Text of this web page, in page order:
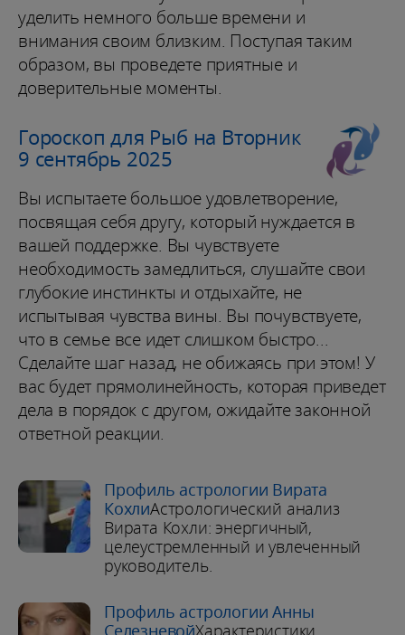
уделить немного больше времени и
внимания своим близким. Поступая таким
образом, вы проведете приятные и
доверительные моменты.
Гороскоп для Рыб на Вторник
9 сентябрь 2025
Вы испытаете большое удовлетворение,
посвящая себя другу, который нуждается в
вашей поддержке. Вы чувствуете
необходимость замедлиться, слушайте свои
глубокие инстинкты и отдыхайте, не
испытывая чувства вины. Вы почувствуете,
что в семье все идет слишком быстро...
Сделайте шаг назад, не обижаясь при этом! У
вас будет прямолинейность, которая приведет
дела в порядок с другом, ожидайте законной
ответной реакции.
Профиль астрологии Вирата
КохлиАстрологический анализ
Вирата Кохли: энергичный,
целеустремленный и увлеченный
руководитель.
Профиль астрологии Анны